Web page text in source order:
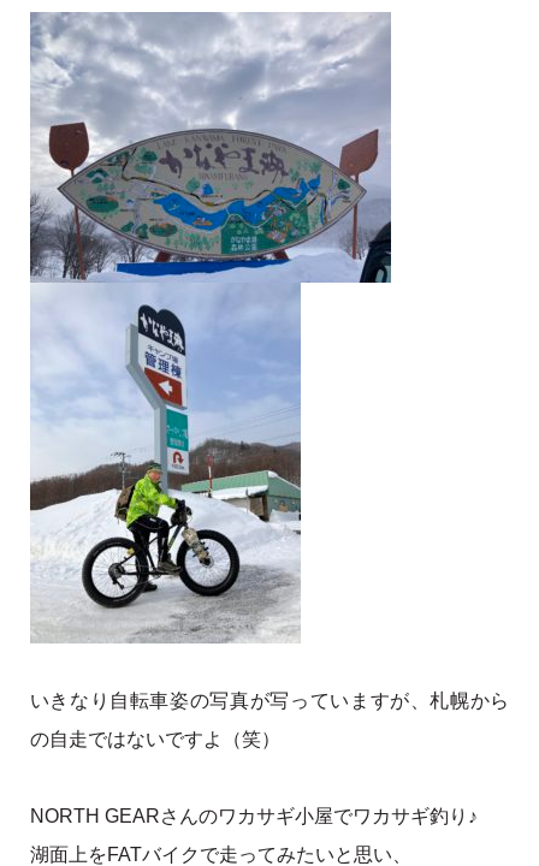
いきなり自転車姿の写真が写っていますが、札幌から
の自走ではないですよ（笑）
NORTH GEARさんのワカサギ小屋でワカサギ釣り♪
湖面上をFATバイクで走ってみたいと思い、